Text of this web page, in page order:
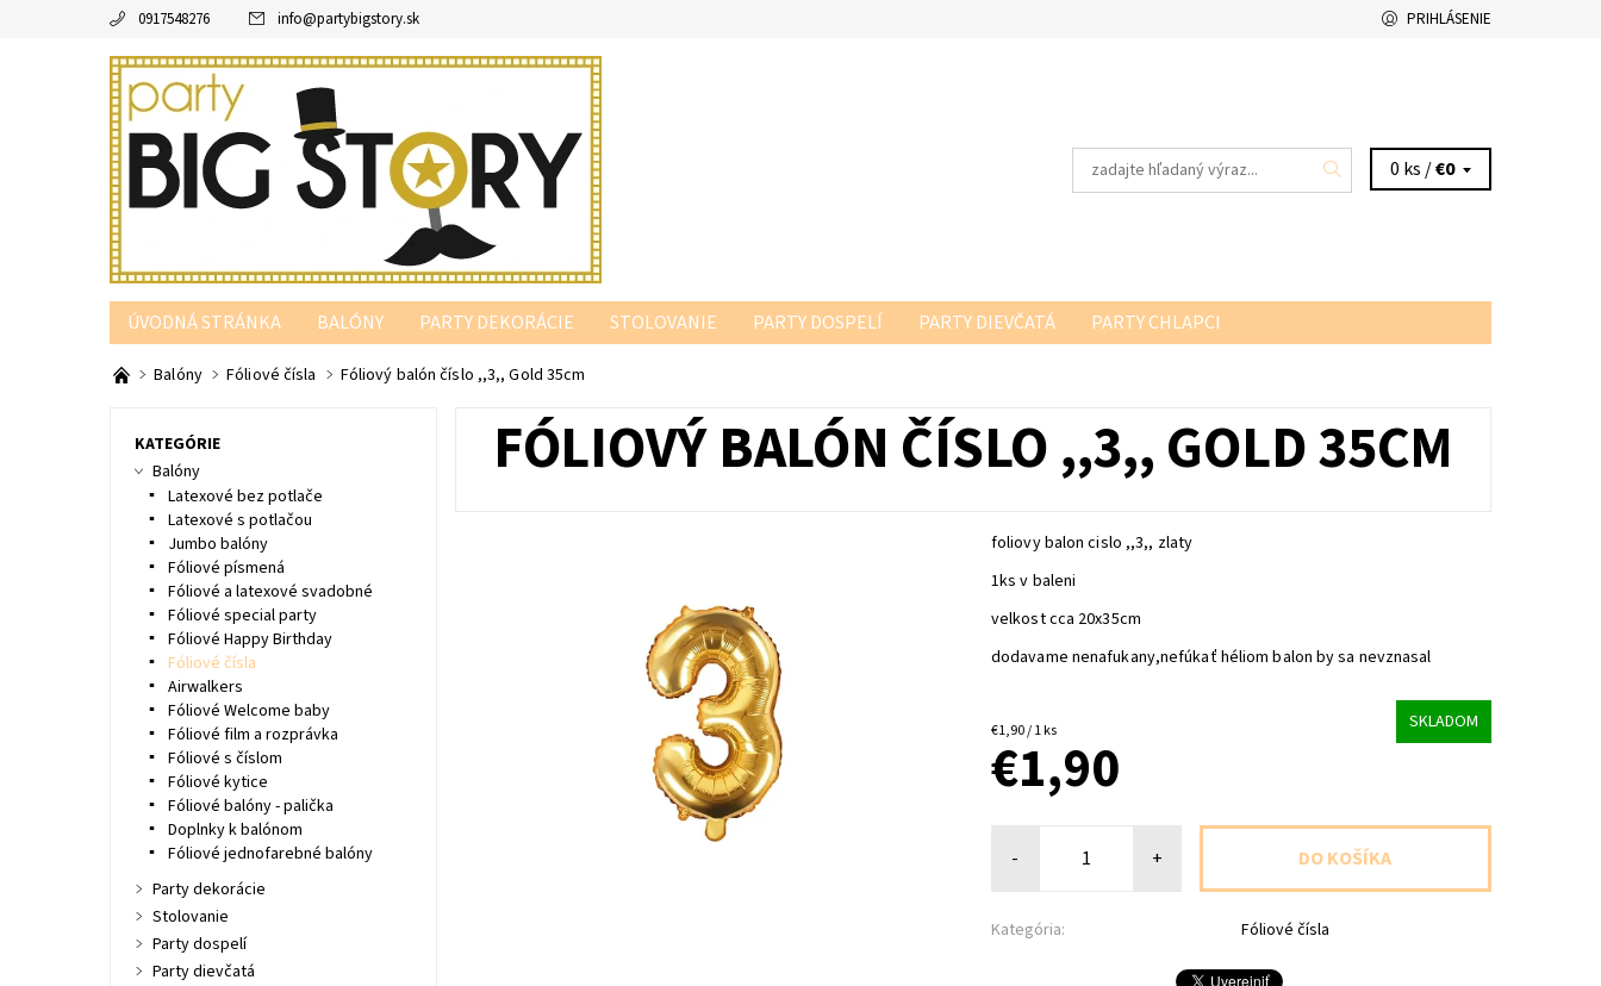
0917548276 info@partybigstory.sk PRIHLÁSENIE
0 ks /€0
ÚVODNÁ STRÁNKA BALÓNY PARTY DEKORÁCIE STOLOVANIE PARTY DOSPELÍ PARTY DIEVČATÁ
PARTY CHLAPCI
PARTY PODĽA FARBY
Balóny Fóliové čísla Fóliový balón číslo ,,3,, Gold 35cm
FÓLIOVÝ BALÓN ČÍSLO ,,3,, GOLD 35CM
foliovy balon cislo ,,3,, zlaty
1ks v baleni
velkost cca 20x35cm
dodavame nenafukany,nefúkať héliom balon by sa nevznasal
€1,90 / 1 ks SKLADOM
€1,90
- +
Kategória: Fóliové čísla
KATEGÓRIE
Balóny
Latexové bez potlače
Latexové s potlačou
Jumbo balóny
Fóliové písmená
Fóliové a latexové svadobné
Fóliové special party
Fóliové Happy Birthday
Fóliové čísla
Airwalkers
Fóliové Welcome baby
Fóliové film a rozprávka
Fóliové s číslom
Fóliové kytice
Fóliové balóny - palička
Doplnky k balónom
Fóliové jednofarebné balóny
Party dekorácie
Stolovanie
Party dospelí
Party dievčatá